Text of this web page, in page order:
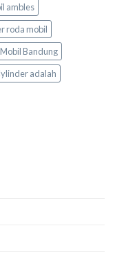
ambles
roda mobil
Bandung
adalah